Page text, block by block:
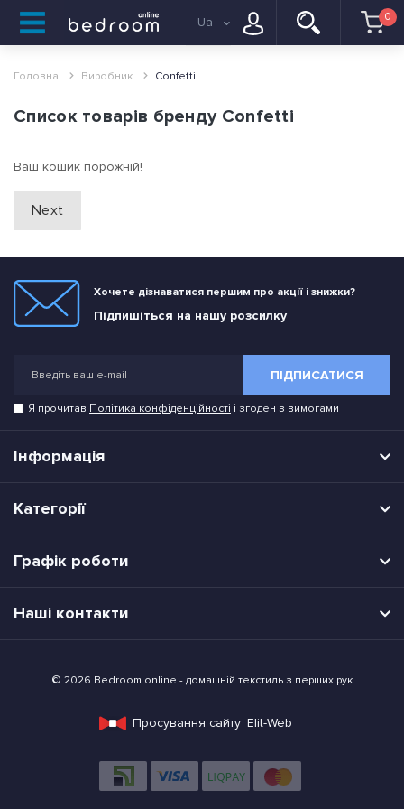
Ua 0
Головна Виробник Confetti
Список товарів бренду Confetti
Ваш кошик порожній!
Next
Хочете дізнаватися першим про акції і знижки?
Підпишіться на нашу розсилку
ПІДПИСАТИСЯ
Я прочитав Політика конфіденційності і згоден з вимогами
Інформація
Категорії
Графік роботи
Наші контакти
© 2026 Bedroom online - домашній текстиль з перших рук
Просування сайту Elit-Web